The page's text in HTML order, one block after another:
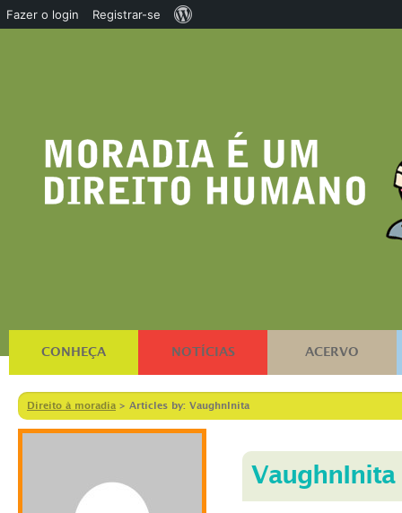
CONHEÇA NOTÍCIAS ACERVO
Direito à moradia > Articles by: VaughnInita
VaughnInita
Fazer o login Registrar-se